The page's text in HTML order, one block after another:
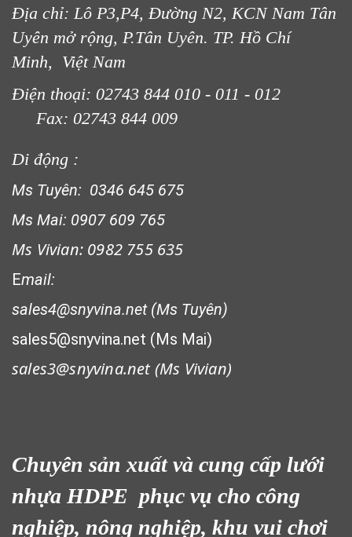
Địa chỉ: Lô P3,P4, Đường N2, KCN Nam Tân
Uyên mở rộng, P.Tân Uyên. TP. Hồ Chí
Minh, Việt Nam
Điện thoại: 02743 844 010 - 011 - 012
Fax: 02743 844 009
Di động :
Ms Tuyên: 0346 645 675
Ms Mai: 0907 609 765
Ms Vivian: 0982 755 635
Email:
sales4@snyvina.net (Ms Tuyên)
sales5@snyvina.net (Ms Mai)
sales3@snyvina.net (Ms Vivian)
Chuyên sản xuất và cung cấp lưới
nhựa HDPE phục vụ cho công
nghiệp, nông nghiệp, khu vui chơi